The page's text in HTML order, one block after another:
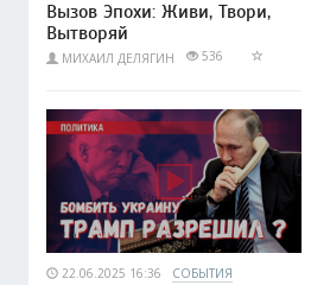
Вызов Эпохи: Живи, Твори,
Вытворяй
МИХАИЛ ДЕЛЯГИН 536
22.06.2025 16:36 СОБЫТИЯ